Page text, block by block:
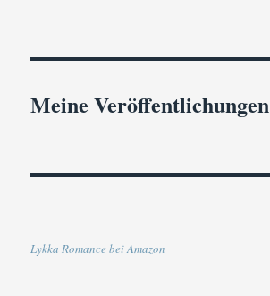
Meine Veröffentlichungen
Lykka Romance bei Amazon